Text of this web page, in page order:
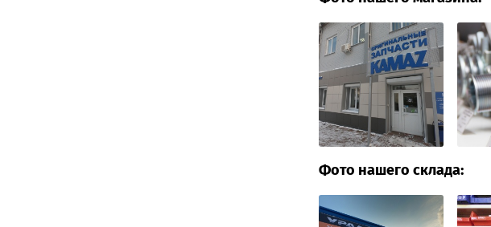
Фото нашего склада: